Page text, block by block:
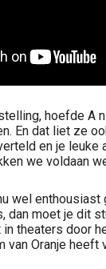
hoefde
En dat liet ze
en je leuke
we voldaan
wel enthousiast
dan moet je dit
theaters door
van Oranje heeft